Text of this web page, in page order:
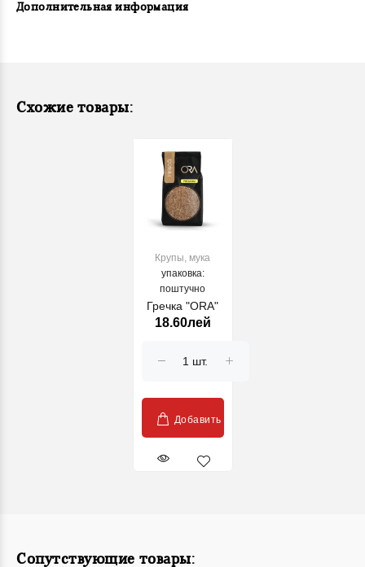
Дополнительная информация
Схожие товары:
Крупы, мука
упаковка:
поштучно
Гречка "ORA"
18.60лей
Добавить
Сопутствующие товары: